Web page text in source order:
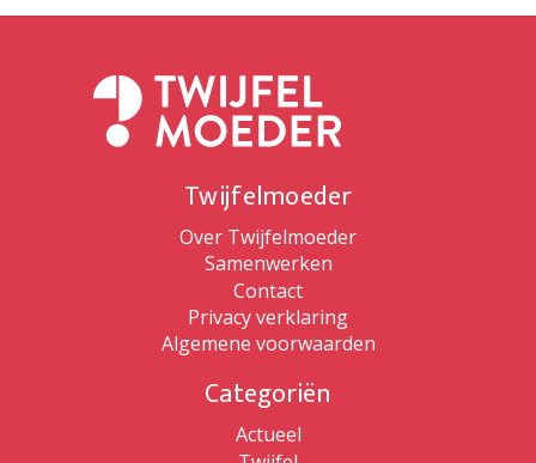
Twijfelmoeder
Over Twijfelmoeder
Samenwerken
Contact
Privacy verklaring
Algemene voorwaarden
Categoriën
Actueel